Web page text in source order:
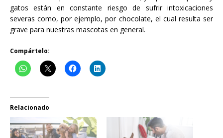
gatos están en constante riesgo de sufrir intoxicaciones
severas como, por ejemplo, por chocolate, el cual resulta ser
grave para nuestras mascotas en general.
Compártelo:
Relacionado